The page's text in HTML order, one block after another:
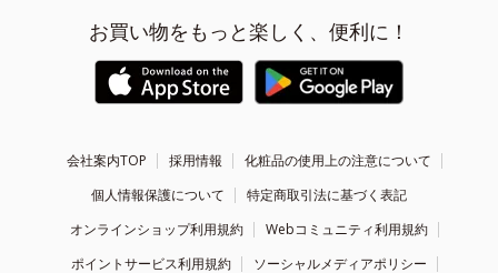
お買い物をもっと楽しく、便利に！
会社案内TOP 採用情報
化粧品の使用上の注意について
個人情報保護について
特定商取引法に基づく表記
オンラインショップ利用規約
Webコミュニティ利用規約
ポイントサービス利用規約
ソーシャルメディアポリシー